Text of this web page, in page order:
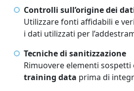
Controlli sull’origine dei
Utilizzare fonti affidabili e
i dati utilizzati per
Tecniche di sanitizzazione
Rimuovere elementi
training data prima di